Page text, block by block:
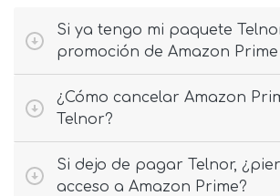
Si ya tengo mi paquete
promoción de Amazon
¿Cómo cancelar Amazon
Telnor?
Si dejo de pagar Telnor,
acceso a Amazon Prime?